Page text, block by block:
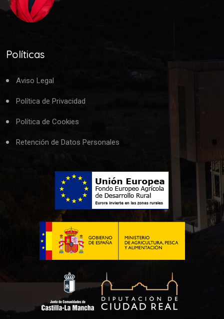
Políticas
Aviso Legal
Política de Privacidad
Política de Cookies
Retención de Datos Personales